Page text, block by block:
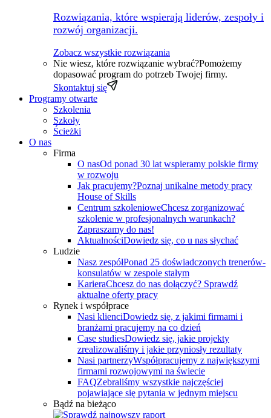
Rozwiązania, które wspierają liderów, zespoły i
rozwój organizacji.
Zobacz wszystkie rozwiązania
Nie wiesz, które rozwiązanie wybrać?Pomożemy
dopasować program do potrzeb Twojej firmy.
Skontaktuj się
Programy otwarte
Szkolenia
Szkoły
Ścieżki
O nas
Firma
O nasOd ponad 30 lat wspieramy polskie firmy
w rozwoju
Jak pracujemy?Poznaj unikalne metody pracy
House of Skills
Centrum szkolenioweChcesz zorganizować
szkolenie w profesjonalnych warunkach?
Zapraszamy do nas!
AktualnościDowiedz się, co u nas słychać
Ludzie
Nasz zespółPonad 25 doświadczonych trenerów-
konsulatów w zespole stałym
KarieraChcesz do nas dołączyć? Sprawdź
aktualne oferty pracy
Rynek i współprace
Nasi klienciDowiedz się, z jakimi firmami i
branżami pracujemy na co dzień
Case studiesDowiedz się, jakie projekty
zrealizowaliśmy i jakie przyniosły rezultaty
Nasi partnerzyWspółpracujemy z największymi
firmami rozwojowymi na świecie
FAQZebraliśmy wszystkie najczęściej
pojawiające się pytania w jednym miejscu
Bądź na bieżąco